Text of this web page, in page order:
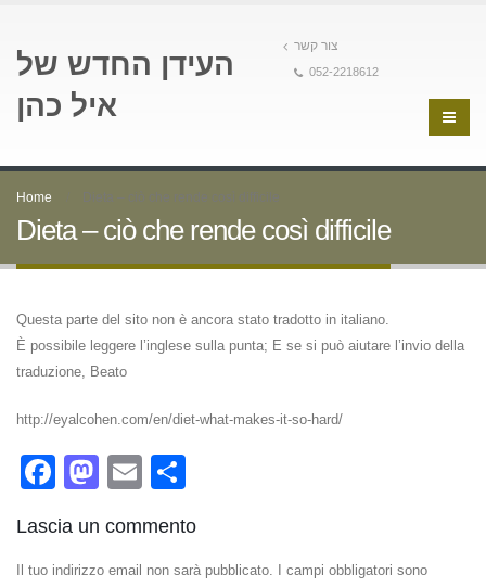
העידן החדש של
איל כהן
צור קשר
052-2218612
Home Dieta – ciò che rende così difficile
Dieta – ciò che rende così difficile
Questa parte del sito non è ancora stato tradotto in italiano.
È possibile leggere l’inglese sulla punta; E se si può aiutare l’invio della
traduzione, Beato
http://eyalcohen.com/en/diet-what-makes-it-so-hard/
Facebook
Mastodon
Email
Lascia un commento
Il tuo indirizzo email non sarà pubblicato.
I campi obbligatori sono